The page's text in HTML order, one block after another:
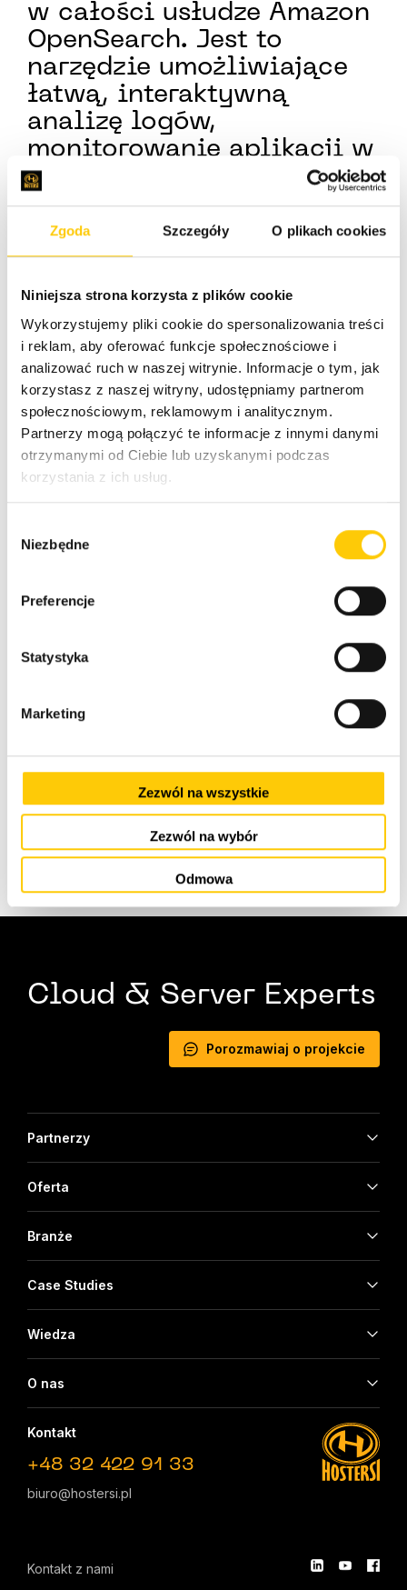
Zgoda Szczegóły O plikach cookies
Niniejsza strona korzysta z plików cookie
Wykorzystujemy pliki cookie do spersonalizowania treści
i reklam, aby oferować funkcje społecznościowe i
analizować ruch w naszej witrynie. Informacje o tym, jak
korzystasz z naszej witryny, udostępniamy partnerom
społecznościowym, reklamowym i analitycznym.
Partnerzy mogą połączyć te informacje z innymi danymi
otrzymanymi od Ciebie lub uzyskanymi podczas
korzystania z ich usług.
Niezbędne
Preferencje
Statystyka
Marketing
Zezwól na wszystkie
Zezwól na wybór
Odmowa
w całości usłudze Amazon
OpenSearch. Jest to
narzędzie umożliwiające
łatwą, interaktywną
analizę logów,
monitorowanie aplikacji w
czasie rzeczywistym,
observability, SIEM,
search i wiele innych.
W ramach nadchodzącego webinarium, Francisco
Gonzalez - WW Partner Leader OpenSearch w AWS
przedstawi możliwości jakie daje ta usługa, omówi
proces i wzorce migracji (Elasticsearch, on-prem,
Splunk, Datadog, Solr), opowie też o sposobach na
migrację dzienników i obciążeń do Amazon
OpenSearch. Zapraszamy! Webinar odbędzie się w
języku angielskim!
nagranie:
Agenda:
Log Analytics, Observability, Security, and Search
Amazon OpenSearch Service migrations
Cloud & Server Experts
Porozmawiaj o projekcie
Partnerzy
Oferta
Branże
Case Studies
Wiedza
O nas
Kontakt
+48 32 422 91 33
biuro@hostersi.pl
Kontakt z nami